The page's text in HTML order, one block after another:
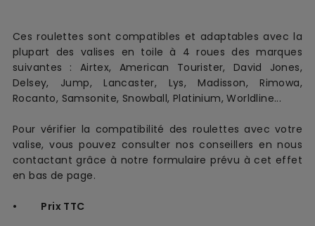
Ces roulettes sont compatibles et adaptables avec la
plupart des valises en toile à 4 roues des marques
suivantes : Airtex, American Tourister, David Jones,
Delsey, Jump, Lancaster, Lys, Madisson, Rimowa,
Rocanto, Samsonite, Snowball, Platinium, Worldline...
Pour vérifier la compatibilité des roulettes avec votre
valise, vous pouvez consulter nos conseillers en nous
contactant grâce à notre formulaire prévu à cet effet
en bas de page.
• Prix TTC